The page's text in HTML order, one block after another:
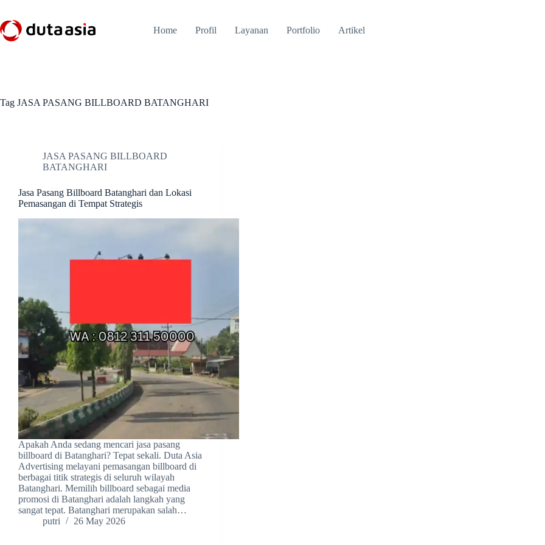
content
Home Profil Layanan Portfolio Artikel
Tag JASA PASANG BILLBOARD BATANGHARI
JASA PASANG BILLBOARD
BATANGHARI
Jasa Pasang Billboard Batanghari dan Lokasi
Pemasangan di Tempat Strategis
Apakah Anda sedang mencari jasa pasang
billboard di Batanghari? Tepat sekali. Duta Asia
Advertising melayani pemasangan billboard di
berbagai titik strategis di seluruh wilayah
Batanghari. Memilih billboard sebagai media
promosi di Batanghari adalah langkah yang
sangat tepat. Batanghari merupakan salah…
putri
26 May 2026